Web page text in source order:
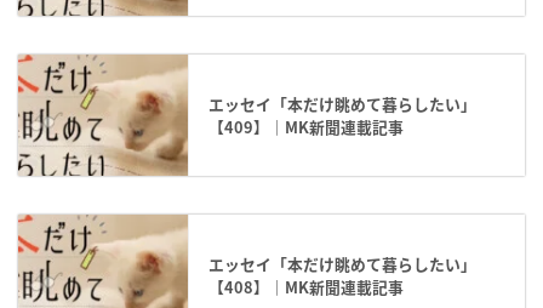
エッセイ「本だけ眺めて暮らしたい」
【409】｜MK新聞連載記事
エッセイ「本だけ眺めて暮らしたい」
【408】｜MK新聞連載記事